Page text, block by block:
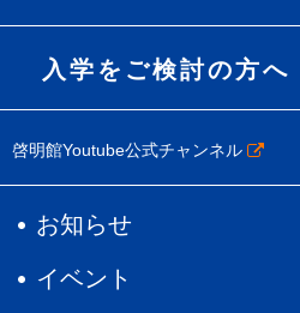
入学をご検討の方へ
啓明館Youtube公式チャンネル
お知らせ
イベント